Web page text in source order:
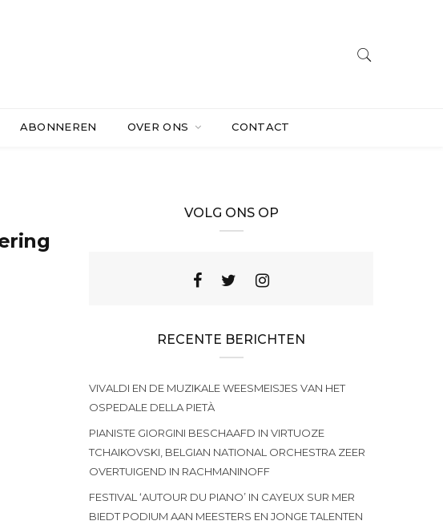
ABONNEREN OVER ONS CONTACT
VOLG ONS OP
RECENTE BERICHTEN
VIVALDI EN DE MUZIKALE WEESMEISJES VAN HET
OSPEDALE DELLA PIETÀ
PIANISTE GIORGINI BESCHAAFD IN VIRTUOZE
TCHAIKOVSKI, BELGIAN NATIONAL ORCHESTRA ZEER
OVERTUIGEND IN RACHMANINOFF
FESTIVAL ‘AUTOUR DU PIANO’ IN CAYEUX SUR MER
BIEDT PODIUM AAN MEESTERS EN JONGE TALENTEN